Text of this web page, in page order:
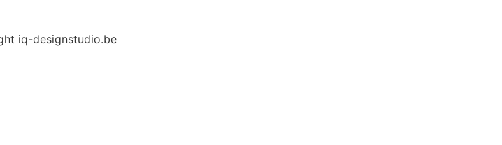
iq-designstudio.be